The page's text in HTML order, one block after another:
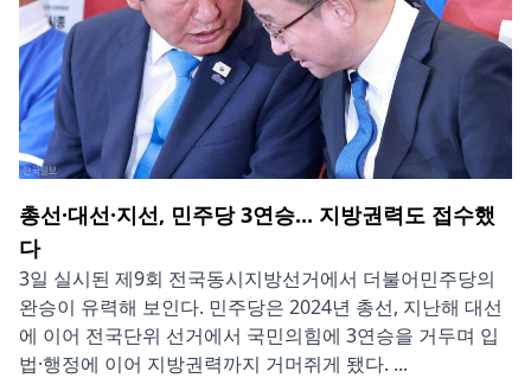
총선·대선·지선, 민주당 3연승... 지방권력도 접수했
다
3일 실시된 제9회 전국동시지방선거에서 더불어민주당의
완승이 유력해 보인다. 민주당은 2024년 총선, 지난해 대선
에 이어 전국단위 선거에서 국민의힘에 3연승을 거두며 입
법·행정에 이어 지방권력까지 거머쥐게 됐다. ...